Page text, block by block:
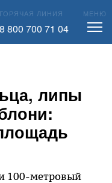
ГОРЯЧАЯ ЛИНИЯ
8 800 700 71 04
МЕНЮ
липы
100-метровый